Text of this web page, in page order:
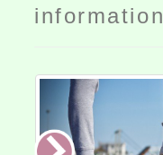
information